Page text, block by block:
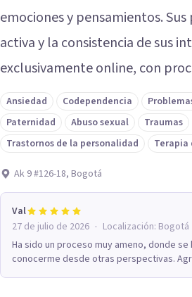
emociones y pensamientos.
activa y la consistencia de sus
exclusivamente online, con
Ansiedad Codependencia
Paternidad
Abuso sexual Traumas
Trastornos de la personalidad
Terapia
Ak 9 #126-18, Bogotá
Val
27 de julio de 2026 · Localización: Bogotá
Ha sido un proceso muy ameno, donde
conocerme desde otras perspectivas.